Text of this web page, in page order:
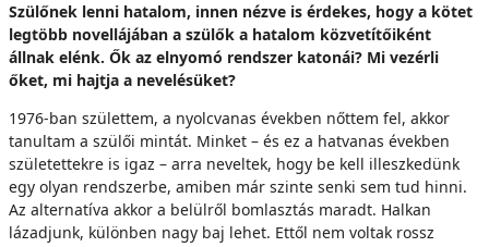
Szülőnek lenni hatalom, innen nézve is érdekes, hogy a kötet
legtöbb novellájában a szülők a hatalom közvetítőiként
állnak elénk. Ők az elnyomó rendszer katonái? Mi vezérli
őket, mi hajtja a nevelésüket?
1976-ban születtem, a nyolcvanas években nőttem fel, akkor
tanultam a szülői mintát. Minket – és ez a hatvanas években
születettekre is igaz – arra neveltek, hogy be kell illeszkedünk
egy olyan rendszerbe, amiben már szinte senki sem tud hinni.
Az alternatíva akkor a belülről bomlasztás maradt. Halkan
lázadjunk, különben nagy baj lehet. Ettől nem voltak rossz